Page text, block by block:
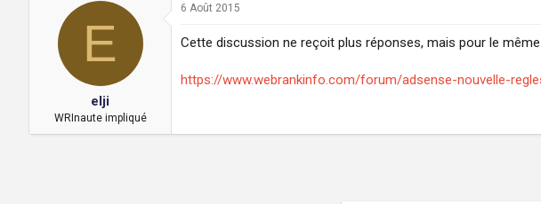
E
elji
WRInaute impliqué
6 Août 2015
Cette discussion ne reçoit plus réponses, mais pour le
https://www.webrankinfo.com/forum/adsense-nouvelle-